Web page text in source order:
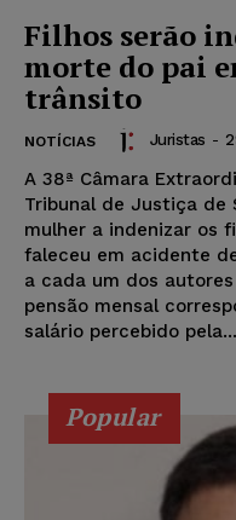
Filhos serão
morte do pai
trânsito
NOTÍCIAS Juristas -
A 38ª Câmara
Tribunal de Justiça de
mulher a indenizar os
faleceu em acidente
a cada um dos
pensão mensal
salário percebido pela...
Popular